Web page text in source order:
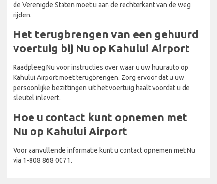
de Verenigde Staten moet u aan de rechterkant van de weg
rijden.
Het terugbrengen van een gehuurd
voertuig bij Nu op Kahului Airport
Raadpleeg Nu voor instructies over waar u uw huurauto op
Kahului Airport moet terugbrengen. Zorg ervoor dat u uw
persoonlijke bezittingen uit het voertuig haalt voordat u de
sleutel inlevert.
Hoe u contact kunt opnemen met
Nu op Kahului Airport
Voor aanvullende informatie kunt u contact opnemen met Nu
via 1-808 868 0071.